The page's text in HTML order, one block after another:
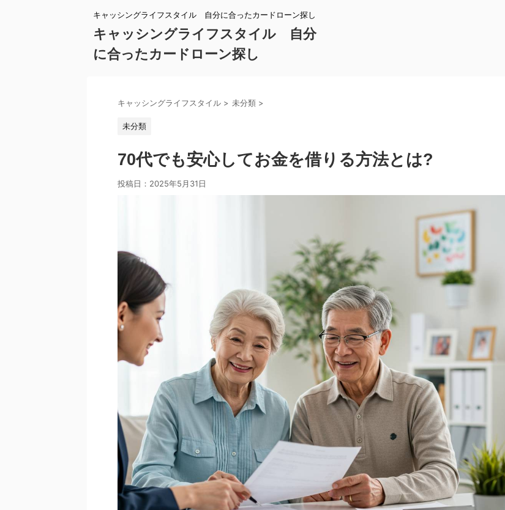
キャッシングライフスタイル 自分に合ったカードローン探し
キャッシングライフスタイル 自分
に合ったカードローン探し
キャッシングライフスタイル > 未分類 >
未分類
70代でも安心してお金を借りる方法とは?
投稿日： 2025年5月31日